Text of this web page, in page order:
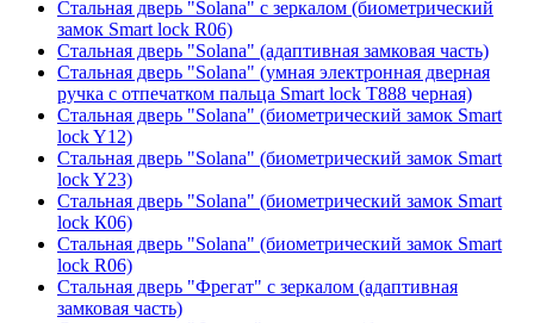
Стальная дверь "Solana" с зеркалом (биометрический
замок Smart lock R06)
Стальная дверь "Solana" (адаптивная замковая часть)
Стальная дверь "Solana" (умная электронная дверная
ручка с отпечатком пальца Smart lock T888 черная)
Стальная дверь "Solana" (биометрический замок Smart
lock Y12)
Стальная дверь "Solana" (биометрический замок Smart
lock Y23)
Стальная дверь "Solana" (биометрический замок Smart
lock К06)
Стальная дверь "Solana" (биометрический замок Smart
lock R06)
Стальная дверь "Фрегат" с зеркалом (адаптивная
замковая часть)